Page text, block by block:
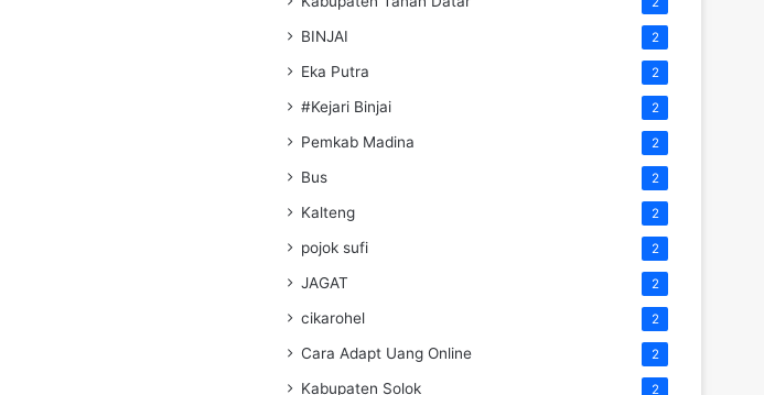
BINJAI 2
Eka Putra 2
#Kejari Binjai 2
Pemkab Madina 2
Bus 2
Kalteng 2
pojok sufi 2
JAGAT 2
cikarohel 2
Cara Adapt Uang Online 2
Kabupaten Solok 2